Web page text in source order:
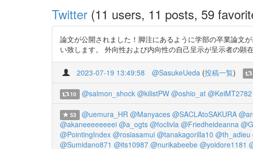
Twitter (11 users, 11 posts, 59
論文が公開されました！脚注にあるように学部の卒業論文
い致します。 外向性および内向性の自己呈示が呈示者の
2023-07-19 13:49:58 @SasukeUeda (投稿一覧)
10 @salmon_shock @kilistPW @oshio_at @KeiMT2782
53 @uemura_HR @Manyaces @SACLAtoSAKURA
@akaneeeeeeeei @a_ogts @foclivla @Friedheideanna
@PointingIndex @rosiasamui @tanakagorilla10 @th_adieu
@Sumidano871 @its10987 @nurikabeebe @yoidore1181